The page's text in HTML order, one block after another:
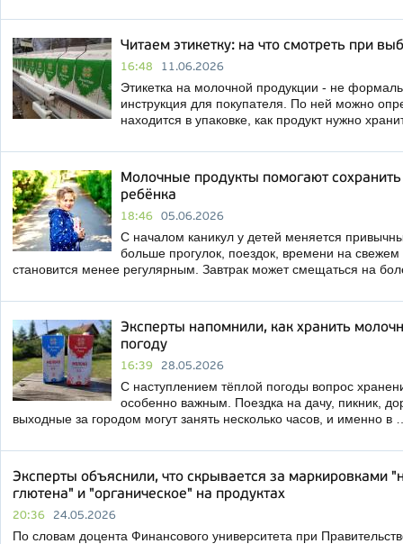
Читаем этикетку: на что смотреть при
16:48 11.06.2026
Этикетка на молочной продукции - не
инструкция для покупателя. По ней можно
находится в упаковке, как продукт нужно
Молочные продукты помогают
ребёнка
18:46 05.06.2026
С началом каникул у детей меняется
больше прогулок, поездок, времени на свежем
становится менее регулярным. Завтрак может смещаться на
Эксперты напомнили, как хранить
погоду
16:39 28.05.2026
С наступлением тёплой погоды вопрос
особенно важным. Поездка на дачу, пикник,
выходные за городом могут занять несколько часов, и именно в
Эксперты объяснили, что скрывается за маркировками
глютена" и "органическое" на продуктах
20:36 24.05.2026
По словам доцента Финансового университета при